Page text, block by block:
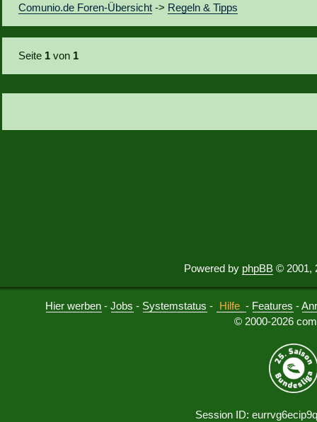
Comunio.de Foren-Übersicht -> Regeln & Tipps
Seite 1 von 1
Powered by phpBB © 2001,
Hier werben -Jobs - Systemstatus - Hilfe - Features -
© 2000-2026
Session ID: